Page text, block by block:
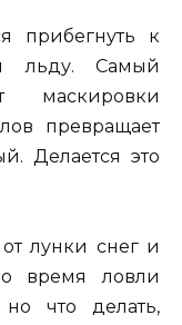
прибегнуть к
льду. Самый
маскировки
превращает
Делается это
лунки снег и
время ловли
но что делать,